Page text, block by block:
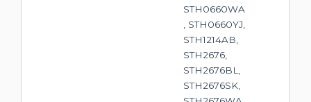
STH0660WA
, STH0660YJ,
STH1214AB,
STH2676,
STH2676BL,
STH2676SK,